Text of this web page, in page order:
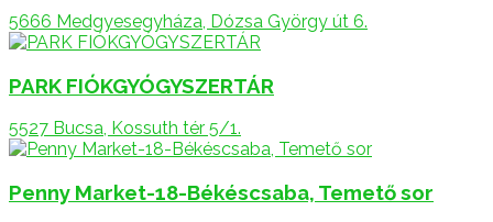
5666 Medgyesegyháza, Dózsa György út 6.
PARK FIÓKGYÓGYSZERTÁR
5527 Bucsa, Kossuth tér 5/1.
Penny Market-18-Békéscsaba, Temető sor